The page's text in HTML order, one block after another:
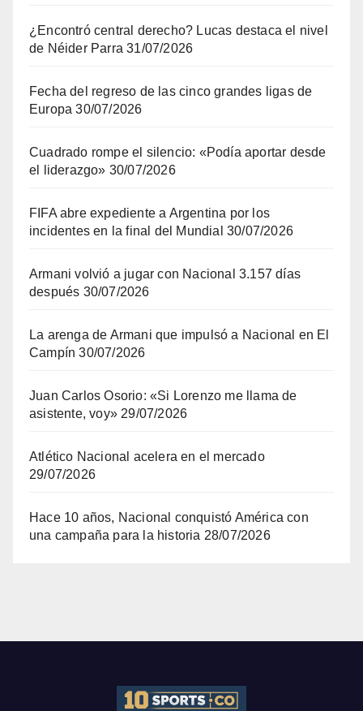
¿Encontró central derecho? Lucas destaca el nivel
de Néider Parra 31/07/2026
Fecha del regreso de las cinco grandes ligas de
Europa 30/07/2026
Cuadrado rompe el silencio: «Podía aportar desde
el liderazgo» 30/07/2026
FIFA abre expediente a Argentina por los
incidentes en la final del Mundial 30/07/2026
Armani volvió a jugar con Nacional 3.157 días
después 30/07/2026
La arenga de Armani que impulsó a Nacional en El
Campín 30/07/2026
Juan Carlos Osorio: «Si Lorenzo me llama de
asistente, voy» 29/07/2026
Atlético Nacional acelera en el mercado
29/07/2026
Hace 10 años, Nacional conquistó América con
una campaña para la historia 28/07/2026